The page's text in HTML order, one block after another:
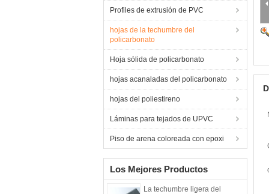
Profiles de extrusión de PVC
hojas de la techumbre del
policarbonato
Hoja sólida de policarbonato
hojas acanaladas del policarbonato
hojas del poliestireno
Láminas para tejados de UPVC
Piso de arena coloreada con epoxi
Los Mejores Productos
La techumbre ligera del